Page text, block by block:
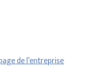
de l’entreprise